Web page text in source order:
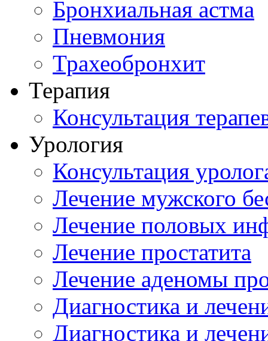
Бронхиальная астма
Пневмония
Трахеобронхит
Терапия
Консультация
Урология
Консультация
Лечение мужского
Лечение половых
Лечение простатита
Лечение аденомы
Диагностика и
Диагностика и